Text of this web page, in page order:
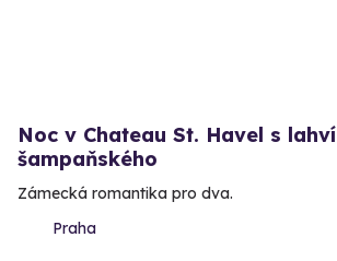
Noc v Chateau St. Havel s lahví
šampaňského
Zámecká romantika pro dva.
Praha